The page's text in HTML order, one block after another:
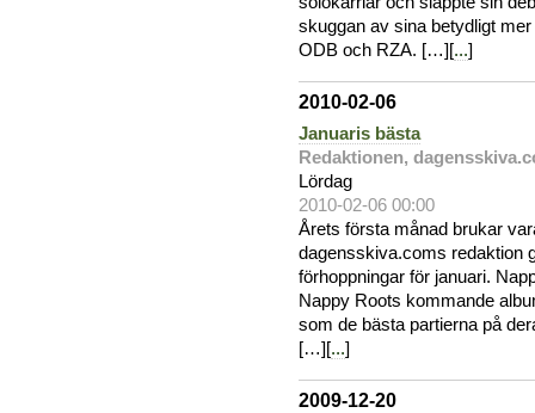
skuggan av sina betydligt
ODB och RZA. […][...]
2010-02-06
Januaris bästa
Redaktionen,
Lördag
2010-02-06 00:00
Årets första månad brukar
dagensskiva.coms redaktion
förhoppningar för januari.
Nappy Roots kommande
som de bästa partierna på
[…][...]
2009-12-20